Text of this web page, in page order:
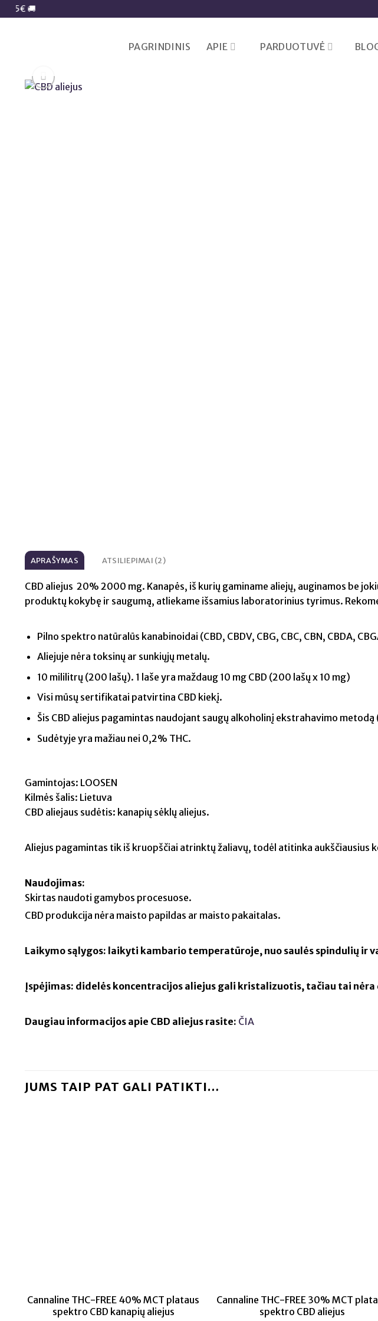
Skip
PAGRINDINIS APIE PARDUOTUVĖ
APRAŠYMAS ATSILIEPIMAI (2)
CBD aliejus 20% 2000 mg. Kanapės, iš kurių gaminame aliejų, auginamos be
produktų kokybę ir saugumą, atliekame išsamius laboratorinius tyrimus.
Pilno spektro natūralūs kanabinoidai (CBD, CBDV, CBG, CBC, CBN, CBDA,
Aliejuje nėra toksinų ar sunkiųjų metalų.
10 mililitrų (200 lašų). 1 laše yra maždaug 10 mg CBD (200 lašų x 10 mg)
Visi mūsų sertifikatai patvirtina CBD kiekį.
Šis CBD aliejus pagamintas naudojant saugų alkoholinį ekstrahavimo
Sudėtyje yra mažiau nei 0,2% THC.
Gamintojas: LOOSEN
Kilmės šalis: Lietuva
CBD aliejaus sudėtis: kanapių sėklų aliejus.
Aliejus pagamintas tik iš kruopščiai atrinktų žaliavų, todėl atitinka aukščiausius
Naudojimas:
Skirtas naudoti gamybos procesuose.
CBD produkcija nėra maisto papildas ar maisto pakaitalas.
Laikymo sąlygos: laikyti kambario temperatūroje, nuo saulės spindulių ir
Įspėjimas: didelės koncentracijos aliejus gali kristalizuotis, tačiau tai
Daugiau informacijos apie CBD aliejus rasite: ČIA
JUMS TAIP PAT GALI PATIKTI…
Cannaline THC-FREE 40% MCT plataus
spektro CBD kanapių aliejus
Cannaline THC-FREE 30% MCT
spektro CBD aliejus